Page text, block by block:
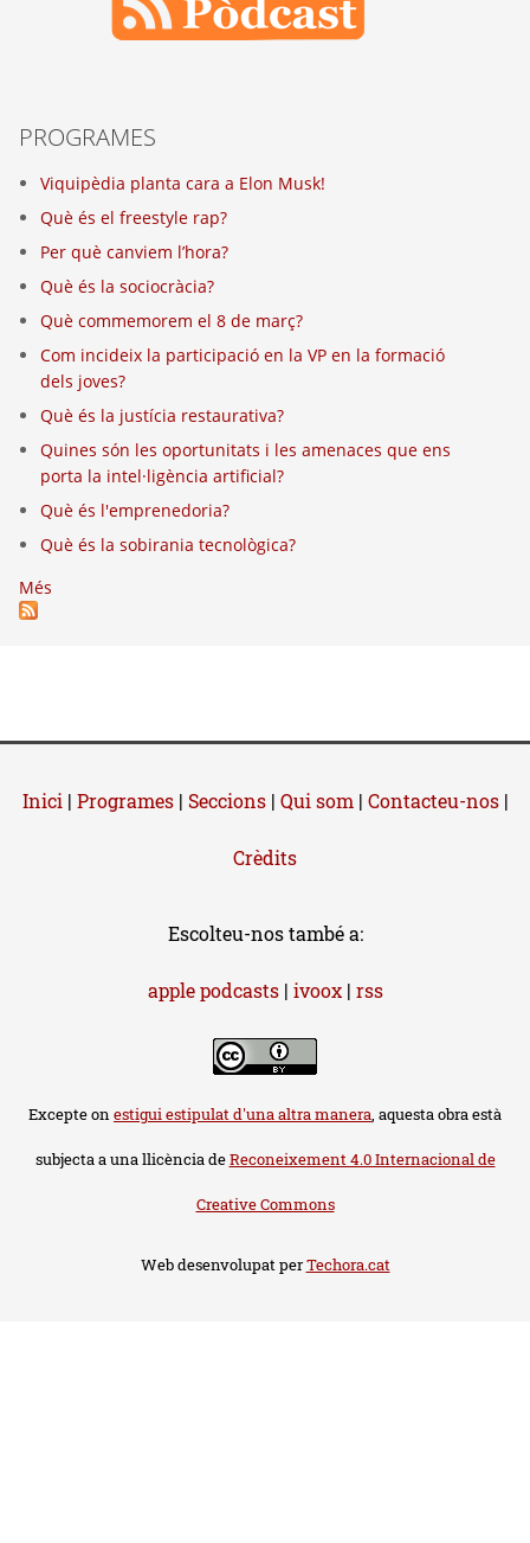
PROGRAMES
Viquipèdia planta cara a Elon Musk!
Què és el freestyle rap?
Per què canviem l’hora?
Què és la sociocràcia?
Què commemorem el 8 de març?
Com incideix la participació en la VP en la formació
dels joves?
Què és la justícia restaurativa?
Quines són les oportunitats i les amenaces que ens
porta la intel·ligència artificial?
Què és l'emprenedoria?
Què és la sobirania tecnològica?
Més
Inici| Programes| Seccions| Qui som| Contacteu-nos|
Crèdits
Escolteu-nos també a:
apple podcasts| ivoox| rss
Excepte on estigui estipulat d'una altra manera, aquesta obra està
subjecta a una llicència deReconeixement 4.0 Internacional de
Creative Commons
Web desenvolupat perTechora.cat